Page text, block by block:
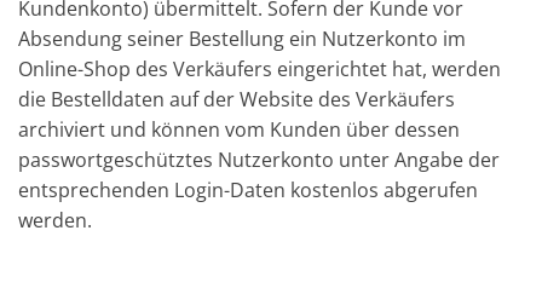
Kundenkonto) übermittelt. Sofern der Kunde vor
Absendung seiner Bestellung ein Nutzerkonto im
Online-Shop des Verkäufers eingerichtet hat, werden
die Bestelldaten auf der Website des Verkäufers
archiviert und können vom Kunden über dessen
passwortgeschütztes Nutzerkonto unter Angabe der
entsprechenden Login-Daten kostenlos abgerufen
werden.